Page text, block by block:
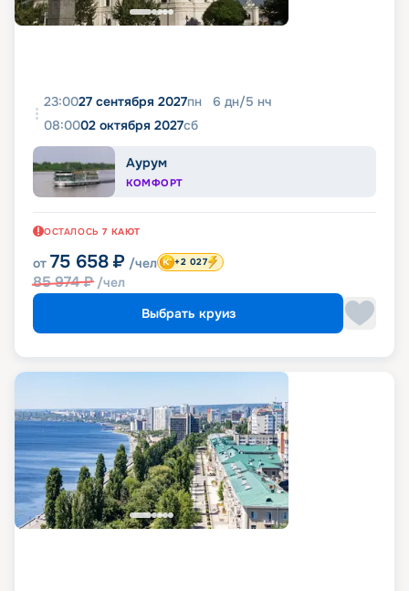
23:0027 сентября 2027пн 6 дн/5 нч
08:0002 октября 2027сб
Аурум
КОМФОРТ
ОСТАЛОСЬ 7 КАЮТ
от 75 658 ₽ /чел
85 974₽ /чел
+2 027
Выбрать круиз